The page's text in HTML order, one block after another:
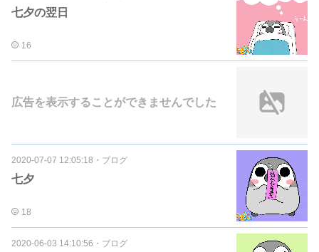
七夕の翌日
16
広告を表示することができませんでした
2020-07-07 12:05:18 ・ ブログ
七夕
18
2020-06-03 14:10:56 ・ ブログ